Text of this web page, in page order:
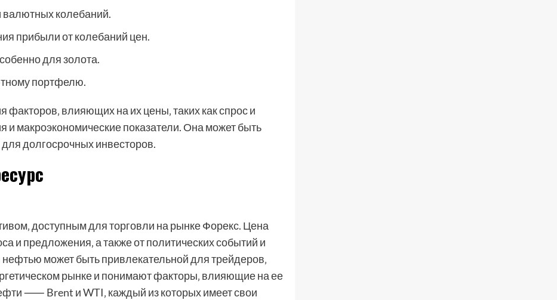
колебаний.
прибыли от колебаний цен.
для золота.
портфелю.
влияющих на их цены‚ таких как спрос и
и макроэкономические показатели. Она может быть
для долгосрочных инвесторов.
доступным для торговли на рынке Форекс. Цена
и предложения‚ а также от политических событий и
может быть привлекательной для трейдеров‚
рынке и понимают факторы‚ влияющие на ее
⸺ Brent и WTI‚ каждый из которых имеет свои